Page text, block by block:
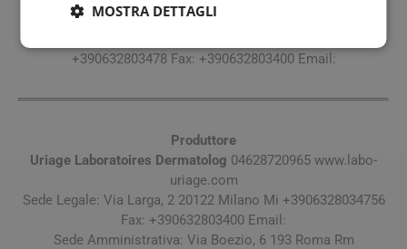
Fax: +390632803400 Email:
+390632803478 Fax: +390632803400 Email:
Produttore
Uriage Laboratoires Dermatolog 04628720965 www.labo-
uriage.com
Sede Legale: Via Larga, 2 20122 Milano Mi +3906328034756
Fax: +390632803400 Email:
Sede Amministrativa: Via Boezio, 6 193 Roma Rm
MOSTRA DETTAGLI